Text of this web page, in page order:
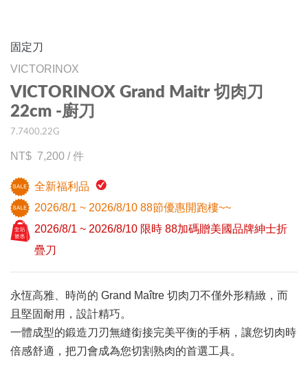
固定刀
VICTORINOX
VICTORINOX Grand Maitr 切肉刀
22cm -廚刀
7.7400.22G
7,200 /件
全新福利品
2026/8/1 ~ 2026/8/10 88節優惠開跑樓~~
2026/8/1 ~ 2026/8/10 限時 88加碼贈美國品牌紳士折
疊刀
永恆高雅、時尚的 Grand Maître 切肉刀不僅外形精緻，而
且堅固耐用，設計精巧。
一體成型的鍛造刀刃無縫銜接完美平衡的手柄，讓您切肉時
倍感舒適，把刀會成為您切割熟肉的首選工具。